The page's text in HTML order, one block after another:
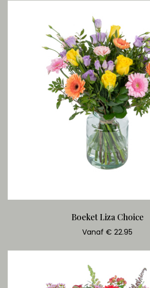
Boeket Liza Choice
Vanaf € 22.95